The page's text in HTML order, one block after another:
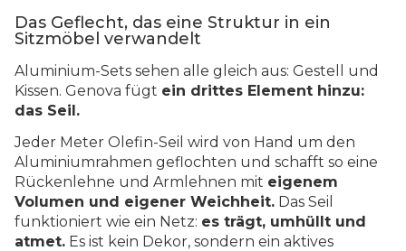
Das Geflecht, das eine Struktur in ein
Sitzmöbel verwandelt
Aluminium-Sets sehen alle gleich aus: Gestell und
Kissen. Genova fügt ein drittes Element hinzu:
das Seil.
Jeder Meter Olefin-Seil wird von Hand um den
Aluminiumrahmen geflochten und schafft so eine
Rückenlehne und Armlehnen mit eigenem
Volumen und eigener Weichheit. Das Seil
funktioniert wie ein Netz: es trägt, umhüllt und
atmet. Es ist kein Dekor, sondern ein aktives